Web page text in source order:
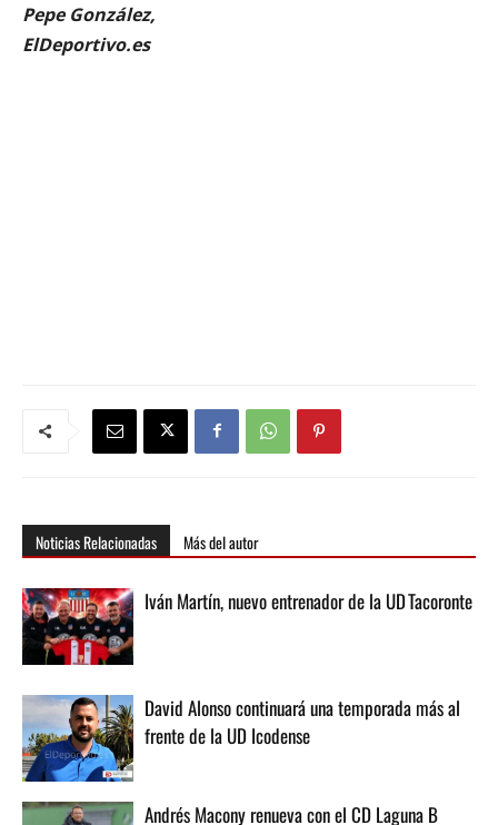
Pepe González,
ElDeportivo.es
Noticias Relacionadas Más del autor
Iván Martín, nuevo entrenador de la UD Tacoronte
David Alonso continuará una temporada más al
frente de la UD Icodense
Andrés Macony renueva con el CD Laguna B